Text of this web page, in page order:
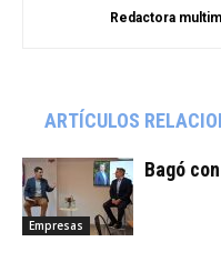
Redactora
ARTÍCULOS
Empresas
Bagó